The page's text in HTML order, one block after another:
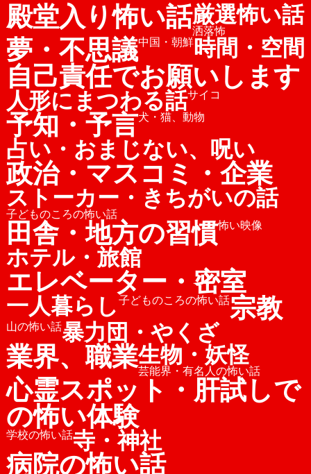
殿堂入り怖い話厳選怖い話
洒落怖
夢・不思議中国・朝鮮時間・空間
自己責任でお願いします
人形にまつわる話サイコ
予知・予言犬・猫、動物
占い・おまじない、呪い
政治・マスコミ・企業
ストーカー・きちがいの話
子どものころの怖い話
田舎・地方の習慣怖い映像
ホテル・旅館
エレベーター・密室
一人暮らし 子どものころの怖い話宗教
山の怖い話暴力団・やくざ
業界、職業生物・妖怪
芸能界・有名人の怖い話
心霊スポット・肝試しで
の怖い体験
学校の怖い話寺・神社
病院の怖い話